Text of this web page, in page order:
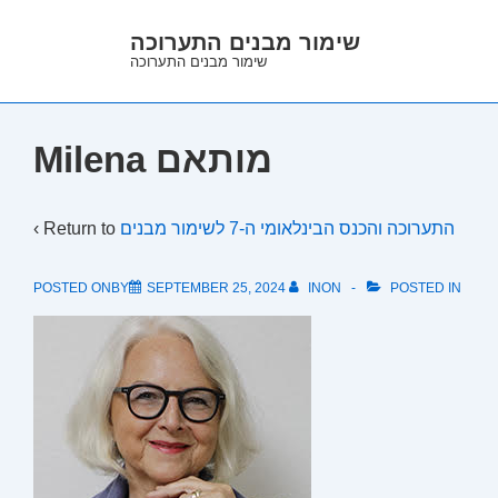
Main
שימור מבנים התערוכה
שימור מבנים התערוכה
Milena מותאם
‹ Return to התערוכה והכנס הבינלאומי ה-7 לשימור מבנים
POSTED ONBY SEPTEMBER 25, 2024 INON POSTED IN